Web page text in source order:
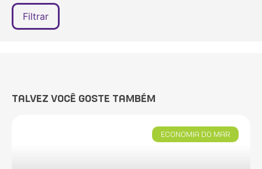
TALVEZ VOCÊ GOSTE TAMBÉM
ECONOMIA DO MAR